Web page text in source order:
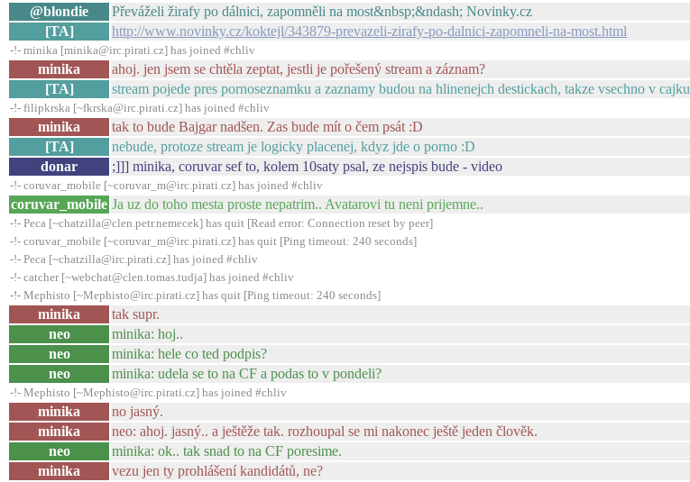
@blondie Převáželi žirafy po dálnici, zapomněli na most&nbsp;&ndash; Novinky.cz
[TA]
http://www.novinky.cz/koktejl/343879-prevazeli-zirafy-po-dalnici-zapomneli-na-most.html
-!- minika [minika@irc.pirati.cz] has joined #chliv
minika ahoj. jen jsem se chtěla zeptat, jestli je pořešený stream a záznam?
[TA]
stream pojede pres pornoseznamku a zaznamy budou na hlinenejch destickach, takze vsechno v cajku
-!- filipkrska [~fkrska@irc.pirati.cz] has joined #chliv
minika tak to bude Bajgar nadšen. Zas bude mít o čem psát :D
[TA]
nebude, protoze stream je logicky placenej, kdyz jde o porno :D
donar
;]]] minika, coruvar sef to, kolem 10saty psal, ze nejspis bude - video
-!- coruvar_mobile [~coruvar_m@irc.pirati.cz] has joined #chliv
coruvar_mobile Ja uz do toho mesta proste nepatrim.. Avatarovi tu neni prijemne..
-!- Peca [~chatzilla@clen.petr.nemecek] has quit [Read error: Connection reset by peer]
-!- coruvar_mobile [~coruvar_m@irc.pirati.cz] has quit [Ping timeout: 240 seconds]
-!- Peca [~chatzilla@irc.pirati.cz] has joined #chliv
-!- catcher [~webchat@clen.tomas.tudja] has joined #chliv
-!- Mephisto [~Mephisto@irc.pirati.cz] has quit [Ping timeout: 240 seconds]
minika tak supr.
neo
minika: hoj..
neo
minika: hele co ted podpis?
neo
minika: udela se to na CF a podas to v pondeli?
-!- Mephisto [~Mephisto@irc.pirati.cz] has joined #chliv
minika no jasný.
minika
neo: ahoj. jasný.. a ještěže tak. rozhoupal se mi nakonec ještě jeden člověk.
neo
minika: ok.. tak snad to na CF poresime.
minika
vezu jen ty prohlášení kandidátů, ne?